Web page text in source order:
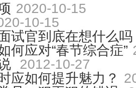
2020-10-15
10-15
试官到底在想什么吗
何应对“春节综合症”
2012-10-27
应如何提升魅力？